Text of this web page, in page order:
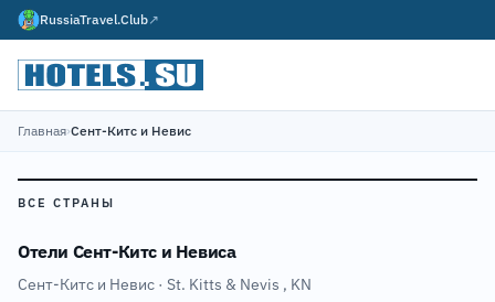
RussiaTravel.Club↗
Главная›Сент-Китс и Невис
ВСЕ СТРАНЫ
Отели Сент-Китс и Невиса
Сент-Китс и Невис · St. Kitts & Nevis , KN